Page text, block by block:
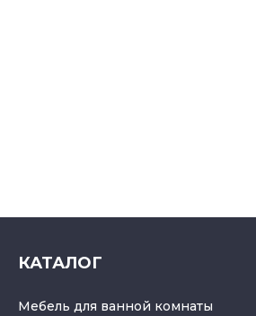
КАТАЛОГ
Мебель для ванной комнаты